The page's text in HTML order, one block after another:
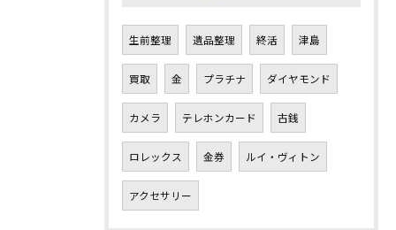
生前整理 遺品整理 終活 津島
買取 金 プラチナ ダイヤモンド
カメラ テレホンカード 古銭
ロレックス 金券 ルイ・ヴィトン
アクセサリー